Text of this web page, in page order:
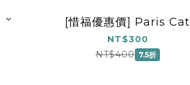
[惜福優惠價] Paris Cat
NT$300
NT$400 7.5折